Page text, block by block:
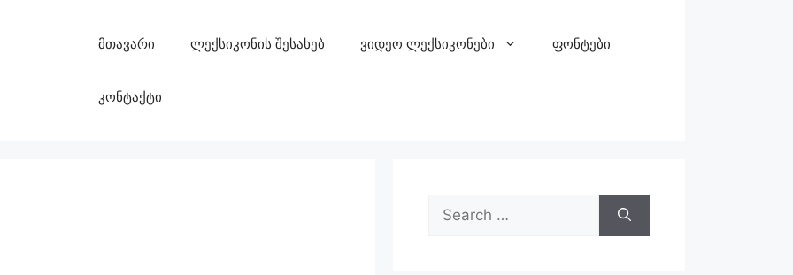
მთავარი ლექსიკონის შესახებ ვიდეო ლექსიკონები ფონტები
კონტაქტი